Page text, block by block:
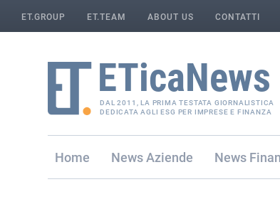
ET.GROUP ET.TEAM ABOUT US CONTATTI
DAL 2011, LA PRIMA TESTATA GIORNALISTICA
DEDICATA AGLI ESG PER IMPRESE E FINANZA
Home Aziende